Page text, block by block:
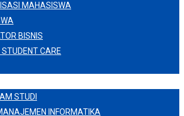
MAHASISWA
BISNIS
STUDENT CARE
STUDI
INFORMATIKA